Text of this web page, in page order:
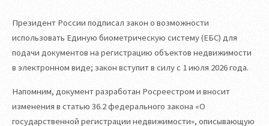
Президент России подписал закон о возможности
использовать Единую биометрическую систему (ЕБС) для
подачи документов на регистрацию объектов недвижимости
в электронном виде; закон вступит в силу с 1 июля 2026 года.
Напомним, документ разработан Росреестром и вносит
изменения в статью 36.2 федерального закона «О
государственной регистрации недвижимости», описывающую